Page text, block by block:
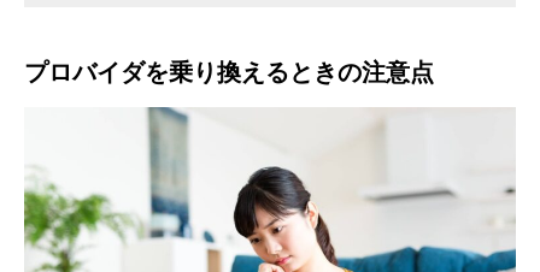
プロバイダを乗り換えるときの注意点